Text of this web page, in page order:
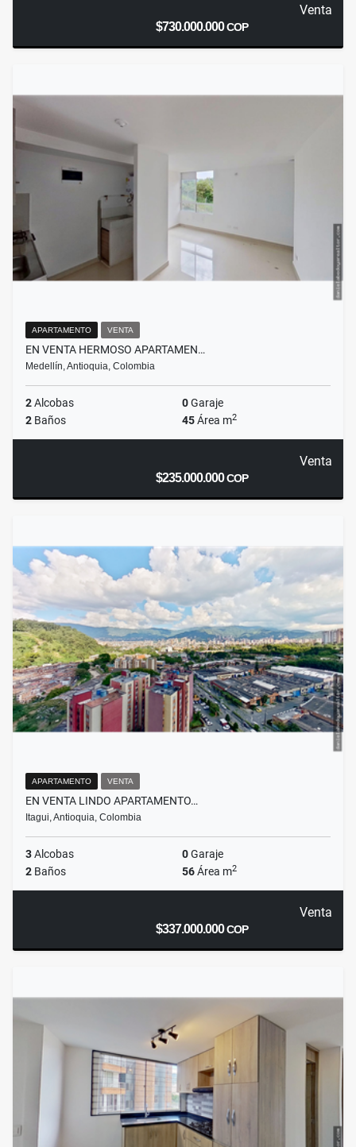
Venta
$730.000.000COP
APARTAMENTO VENTA
EN VENTA HERMOSO APARTAMEN…
Medellín, Antioquia, Colombia
2Alcobas 0Garaje
2 Baños 45Área m2
Venta
$235.000.000COP
APARTAMENTO VENTA
EN VENTA LINDO APARTAMENTO…
Itagui, Antioquia, Colombia
3Alcobas 0Garaje
2 Baños 56Área m2
Venta
$337.000.000COP